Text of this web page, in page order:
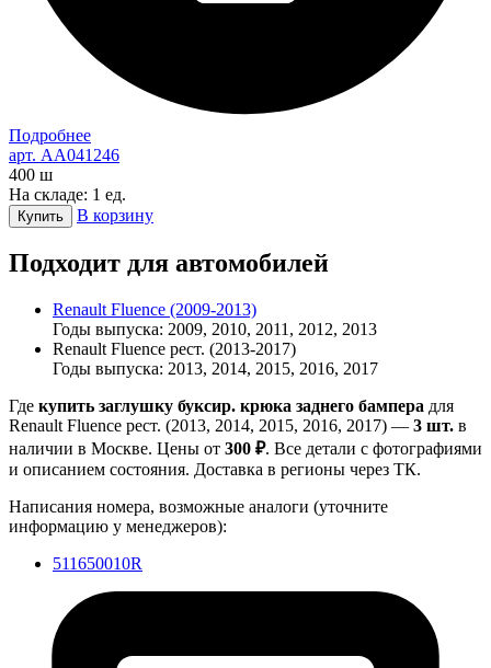
Подробнее
арт. AA041246
400 ш
На складе: 1 ед.
Купить В корзину
Подходит для автомобилей
Renault Fluence (2009-2013)
Годы выпуска: 2009, 2010, 2011, 2012, 2013
Renault Fluence рест. (2013-2017)
Годы выпуска: 2013, 2014, 2015, 2016, 2017
Где купить заглушку буксир. крюка заднего бампера для
Renault Fluence рест. (2013, 2014, 2015, 2016, 2017) — 3 шт. в
наличии в Москве. Цены от 300 ₽. Все детали с фотографиями
и описанием состояния. Доставка в регионы через ТК.
Написания номера, возможные аналоги (уточните
информацию у менеджеров):
511650010R